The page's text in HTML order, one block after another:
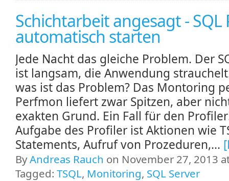
Schichtarbeit angesagt - SQL
automatisch starten
Jede Nacht das gleiche Problem. Der
ist langsam, die Anwendung
was ist das Problem? Das Montoring
Perfmon liefert zwar Spitzen, aber
exakten Grund. Ein Fall für den
Aufgabe des Profiler ist Aktionen wie
Statements, Aufruf von Prozeduren,...
ByAndreas Rauch on November 27, 2013
Tagged: TSQL, Monitoring, SQL Server